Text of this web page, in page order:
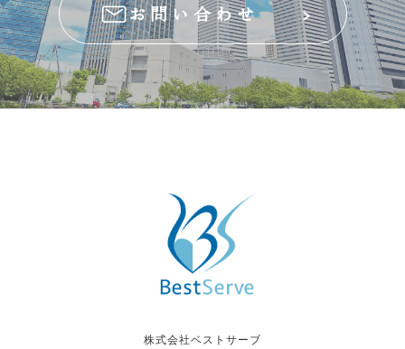
お問い合わせ
株式会社ベストサーブ